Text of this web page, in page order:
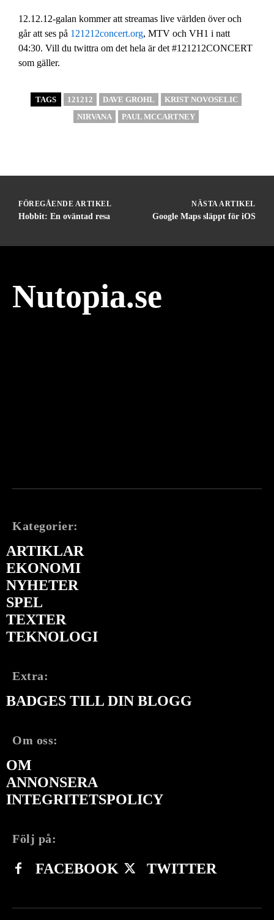
12.12.12-galan kommer att streamas live världen över och
går att ses på 121212concert.org, MTV och VH1 i natt
04:30. Vill du twittra om det hela är det #121212CONCERT
som gäller.
TAGS 121212 DAVE GROHL
KRIST NOVOSELIC
NIRVANA
PAUL MCCARTNEY
FÖREGÅENDE ARTIKEL
Hobbit: En oväntad resa
NÄSTA ARTIKEL
Google Maps släppt för iOS
Nutopia.se
Kategorier:
ARTIKLAR
EKONOMI
NYHETER
SPEL
TEXTER
TEKNOLOGI
Extra:
BADGES TILL DIN BLOGG
Om oss:
OM
ANNONSERA
INTEGRITETSPOLICY
Följ på:
FACEBOOK TWITTER